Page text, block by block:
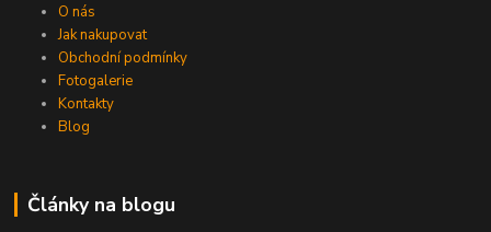
O nás
Jak nakupovat
Obchodní podmínky
Fotogalerie
Kontakty
Blog
Články na blogu